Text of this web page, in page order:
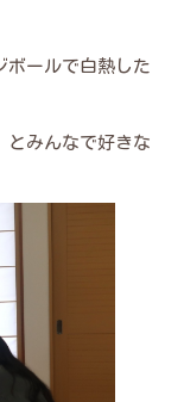
ボールで白熱した
とみんなで好きな